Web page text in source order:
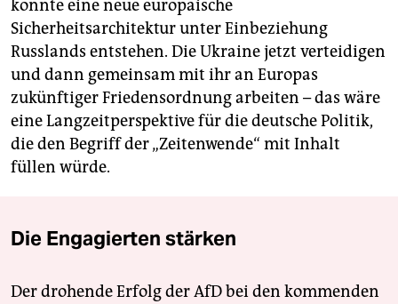
könnte eine neue europäische
Sicherheitsarchitektur unter Einbeziehung
Russlands entstehen. Die Ukraine jetzt verteidigen
und dann gemeinsam mit ihr an Europas
zukünftiger Friedensordnung arbeiten – das wäre
eine Langzeitperspektive für die deutsche Politik,
die den Begriff der „Zeitenwende“ mit Inhalt
füllen würde.
Die Engagierten stärken
Der drohende Erfolg der AfD bei den kommenden